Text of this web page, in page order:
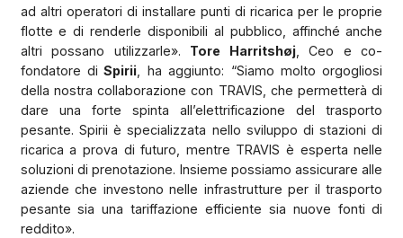
ad altri operatori di installare punti di ricarica per le proprie
flotte e di renderle disponibili al pubblico, affinché anche
altri possano utilizzarle». Tore Harritshøj, Ceo e co-
fondatore di Spirii , ha aggiunto: “Siamo molto orgogliosi
della nostra collaborazione con TRAVIS, che permetterà di
dare una forte spinta all’elettrificazione del trasporto
pesante. Spirii è specializzata nello sviluppo di stazioni di
ricarica a prova di futuro, mentre TRAVIS è esperta nelle
soluzioni di prenotazione. Insieme possiamo assicurare alle
aziende che investono nelle infrastrutture per il trasporto
pesante sia una tariffazione efficiente sia nuove fonti di
reddito».